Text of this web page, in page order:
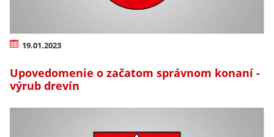
19.01.2023
Upovedomenie o začatom správnom konaní -
výrub drevín